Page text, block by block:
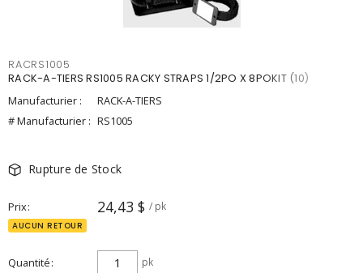
RACRS1005
RACK-A-TIERS RS1005 RACKY STRAPS 1/2PO X 8POKIT (10)
Manufacturier :
RACK-A-TIERS
# Manufacturier : RS1005
Rupture de Stock
Prix 24,43 $ / pk
AUCUN RETOUR
Quantité pk